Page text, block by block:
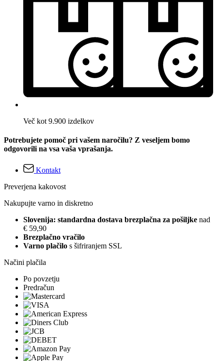
Več kot 9.900 izdelkov
Potrebujete pomoč pri vašem naročilu? Z veseljem bomo
odgovorili na vsa vaša vprašanja.
Kontakt
Preverjena kakovost
Nakupujte varno in diskretno
Slovenija: standardna dostava brezplačna za pošiljke nad
€ 59,90
Brezplačno vračilo
Varno plačilo s šifriranjem SSL
Načini plačila
Po povzetju
Predračun